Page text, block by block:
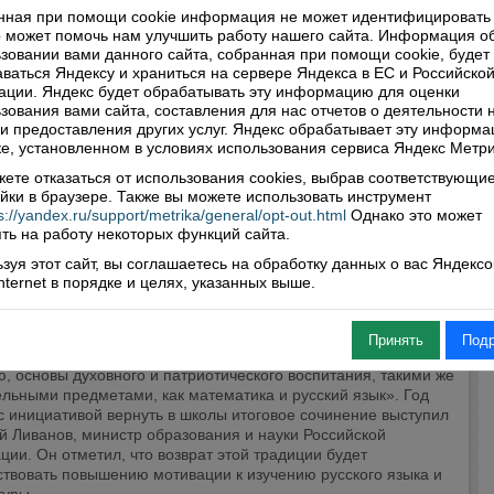
оно — это старое новое сочинение?
в Молодежь
сочинение на выпускных экзаменах в средних школах было
в 2009 году в связи с введением ЕГЭ. Позже вопрос о его
неоднократно поднимался чиновниками, экспертами,
и деятелями культуры. В декабре 2012 года к
обратился Александр Шолохов, внук известного писателя,
основы духовного и патриотического воспитания, такими же
предметами, как математика и русский язык». Год
инициативой вернуть в школы итоговое сочинение выступил
Ливанов, министр образования и науки Российской
Он отметил, что возврат этой традиции будет
повышению мотивации к изучению русского языка и
при помощи cookie информация не может идентифицировать
может помочь нам улучшить работу нашего сайта. Информация
вами данного сайта, собранная при помощи cookie, будет
Яндексу и храниться на сервере Яндекса в ЕС и Российской
Яндекс будет обрабатывать эту информацию для оценки
вами сайта, составления для нас отчетов о деятельности
предоставления других услуг. Яндекс обрабатывает эту
установленном в условиях использования сервиса Яндекс
отказаться от использования cookies, выбрав
в браузере. Также вы можете использовать инструмент
yandex.ru/support/metrika/general/opt-out.html Однако это может
на работу некоторых функций сайта.
этот сайт, вы соглашаетесь на обработку данных о вас
в порядке и целях, указанных выше.
Принять